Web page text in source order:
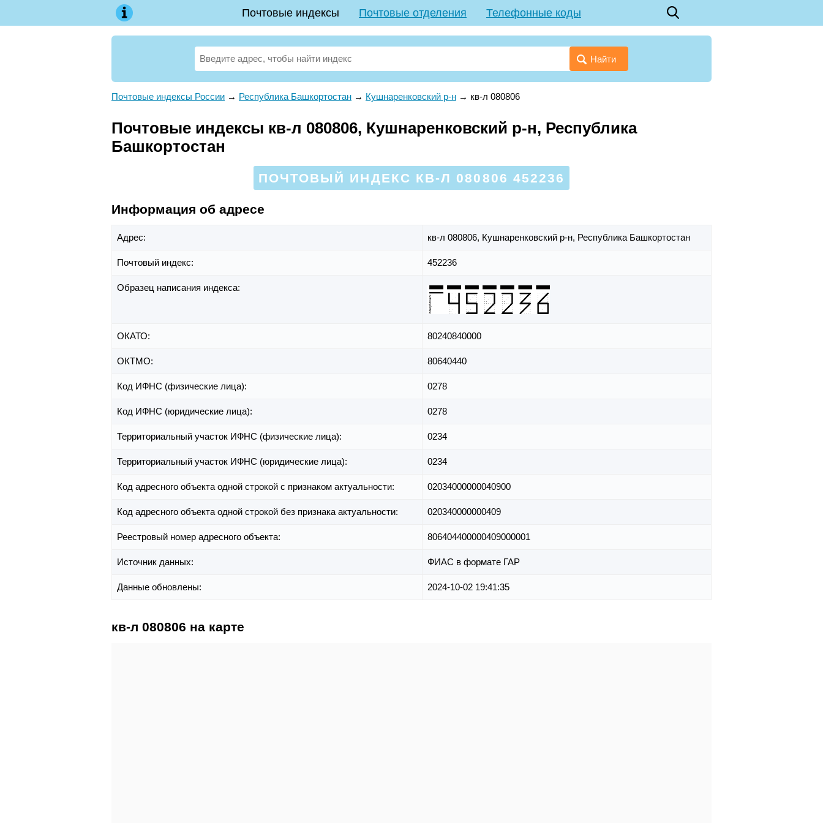
Почтовые индексы Почтовые отделения Телефонные коды
Найти
Почтовые индексы России → Республика Башкортостан → Кушнаренковский р-н → кв-л 080806
Почтовые индексы кв-л 080806, Кушнаренковский р-н, Республика
Башкортостан
ПОЧТОВЫЙ ИНДЕКС КВ-Л 080806 452236
Информация об адресе
Адрес: кв-л 080806, Кушнаренковский р-н, Республика Башкортостан
Почтовый индекс: 452236
Образец написания индекса:
ОКАТО: 80240840000
ОКТМО: 80640440
Код ИФНС (физические лица): 0278
Код ИФНС (юридические лица): 0278
Территориальный участок ИФНС (физические лица): 0234
Территориальный участок ИФНС (юридические лица): 0234
Код адресного объекта одной строкой с признаком актуальности: 02034000000040900
Код адресного объекта одной строкой без признака актуальности: 020340000000409
Реестровый номер адресного объекта: 806404400000409000001
Источник данных: ФИАС в формате ГАР
Данные обновлены: 2024-10-02 19:41:35
кв-л 080806 на карте